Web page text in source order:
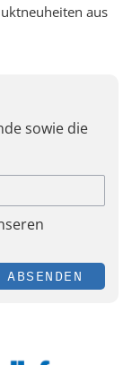
aus
sowie die
ABSENDEN